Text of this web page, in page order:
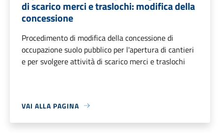
di scarico merci e traslochi: modifica della
concessione
Procedimento di modifica della concessione di
occupazione suolo pubblico per l'apertura di cantieri
e per svolgere attività di scarico merci e traslochi
VAI ALLA PAGINA